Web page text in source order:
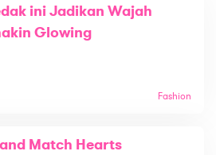
ini Jadikan Wajah
Glowing
Fashion
Match Hearts